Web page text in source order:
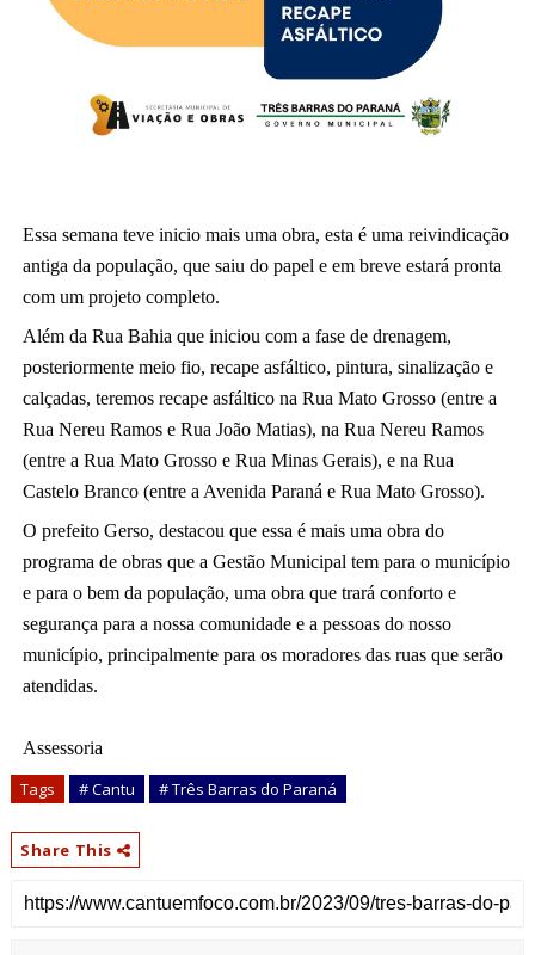
Essa semana teve inicio mais uma obra, esta é uma reivindicação
antiga da população, que saiu do papel e em breve estará pronta
com um projeto completo.
Além da Rua Bahia que iniciou com a fase de drenagem,
posteriormente meio fio, recape asfáltico, pintura, sinalização e
calçadas, teremos recape asfáltico na Rua Mato Grosso (entre a
Rua Nereu Ramos e Rua João Matias), na Rua Nereu Ramos
(entre a Rua Mato Grosso e Rua Minas Gerais), e na Rua
Castelo Branco (entre a Avenida Paraná e Rua Mato Grosso).
O prefeito Gerso, destacou que essa é mais uma obra do
programa de obras que a Gestão Municipal tem para o município
e para o bem da população, uma obra que trará conforto e
segurança para a nossa comunidade e a pessoas do nosso
município, principalmente para os moradores das ruas que serão
atendidas.
Assessoria
Tags # Cantu # Três Barras do Paraná
Share This